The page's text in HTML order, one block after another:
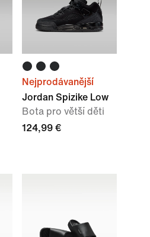
Nejprodávanější
Jordan Spizike Low
Bota pro větší děti
124,99 €